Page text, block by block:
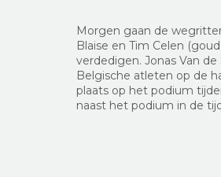
Morgen gaan de
Blaise en Tim Celen
verdedigen. Jonas Van
Belgische atleten op de
plaats op het podium
naast het podium in de